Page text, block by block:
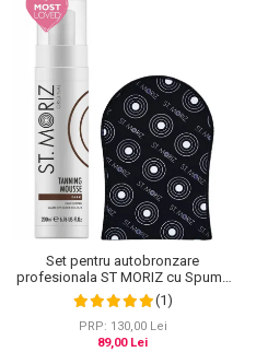
Set pentru autobronzare
profesionala ST MORIZ cu Spuma
Dark Fast Drying si Manusa Velvet
Tanning Mitt
(1)
PRP: 130,00 Lei
89,00 Lei